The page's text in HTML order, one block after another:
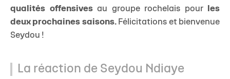
qualités offensives au groupe rochelais pour
les
deux prochaines saisons. Félicitations et bienvenue
Seydou !
La réaction de Seydou Ndiaye